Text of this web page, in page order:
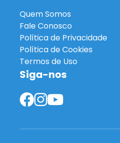
Quem Somos
Fale Conosco
Política de Privacidade
Política de Cookies
Termos de Uso
Siga-nos